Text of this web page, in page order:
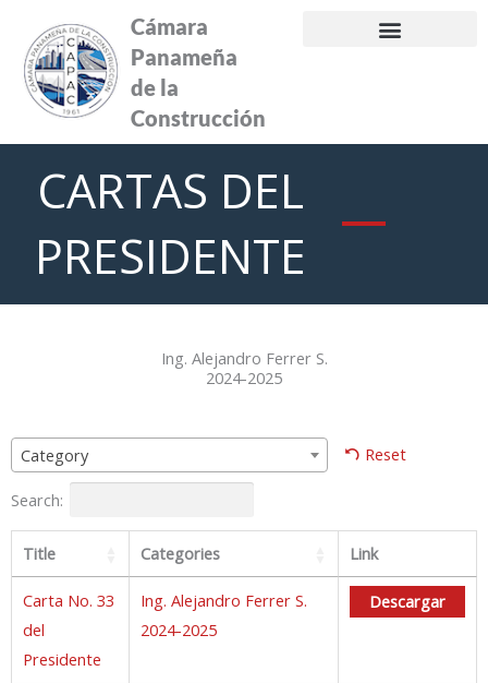
contenido
Cámara
Panameña
de la
Construcción
CARTAS DEL
PRESIDENTE
Ing. Alejandro Ferrer S.
2024-2025
Category Reset
Search:
Title Categories Link
Carta No. 33
del
Presidente
Ing. Alejandro Ferrer S.
2024-2025
Descargar